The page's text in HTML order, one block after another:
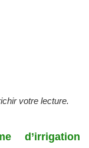
votre lecture.
d’irrigation